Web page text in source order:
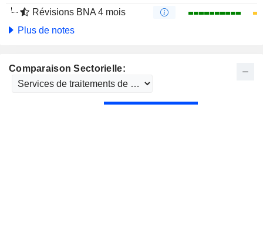
Révisions BNA 4 mois
Plus de notes
Comparaison Sectorielle: